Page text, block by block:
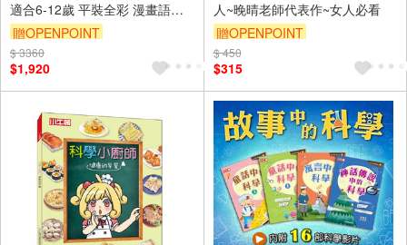
適合6-12歲 平裝全彩 漫畫語文
科普書
贈OPENPOINT
$ 3360
$1,920
人~晚晴老師代表作~女人必看
贈OPENPOINT
$ 450
$315